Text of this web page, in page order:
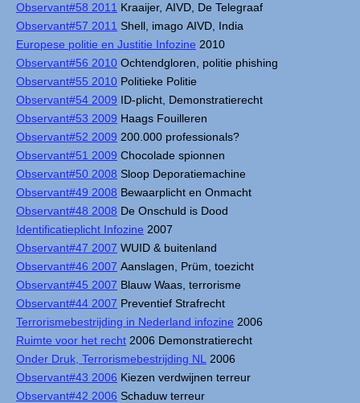
Observant#58 2011 Kraaijer, AIVD, De Telegraaf
Observant#57 2011 Shell, imago AIVD, India
Europese politie en Justitie Infozine 2010
Observant#56 2010 Ochtendgloren, politie phishing
Observant#55 2010 Politieke Politie
Observant#54 2009 ID-plicht, Demonstratierecht
Observant#53 2009 Haags Fouilleren
Observant#52 2009 200.000 professionals?
Observant#51 2009 Chocolade spionnen
Observant#50 2008 Sloop Deporatiemachine
Observant#49 2008 Bewaarplicht en Onmacht
Observant#48 2008 De Onschuld is Dood
Identificatieplicht Infozine 2007
Observant#47 2007 WUID & buitenland
Observant#46 2007 Aanslagen, Prüm, toezicht
Observant#45 2007 Blauw Waas, terrorisme
Observant#44 2007 Preventief Strafrecht
Terrorismebestrijding in Nederland infozine 2006
Ruimte voor het recht 2006 Demonstratierecht
Onder Druk, Terrorismebestrijding NL
2006
Observant#43 2006 Kiezen verdwijnen terreur
Observant#42 2006 Schaduw terreur